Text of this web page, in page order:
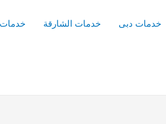
خدمات دبى خدمات الشارقة